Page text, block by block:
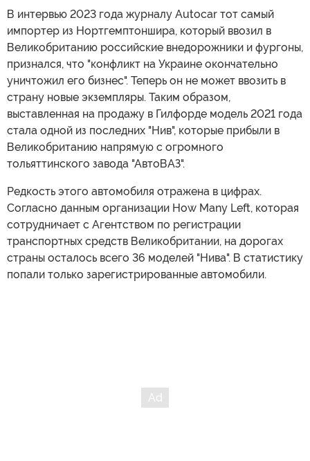
В интервью 2023 года журналу Autocar тот самый
импортер из Нортгемптоншира, который ввозил в
Великобританию российские внедорожники и фургоны,
признался, что "конфликт на Украине окончательно
уничтожил его бизнес". Теперь он не может ввозить в
страну новые экземпляры. Таким образом,
выставленная на продажу в Гилфорде модель 2021 года
стала одной из последних "Нив", которые прибыли в
Великобританию напрямую с огромного
тольяттинского завода "АвтоВАЗ".
Редкость этого автомобиля отражена в цифрах.
Согласно данным организации How Many Left, которая
сотрудничает с Агентством по регистрации
транспортных средств Великобритании, на дорогах
страны осталось всего 36 моделей "Нива". В статистику
попали только зарегистрированные автомобили.